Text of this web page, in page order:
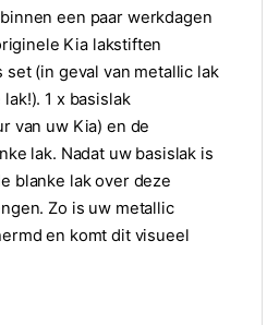
een paar werkdagen
Kia lakstiften
(in geval van metallic lak
1 x basislak
van uw Kia) en de
lak. Nadat uw basislak is
blanke lak over deze
Zo is uw metallic
en komt dit visueel